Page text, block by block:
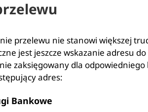
przelewu nie stanowi większej
jest jeszcze wskazanie adresu
zaksięgowany dla
adres:
Bankowe